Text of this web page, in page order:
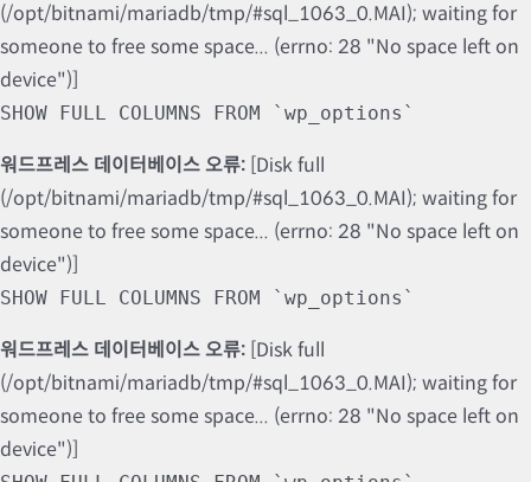
(/opt/bitnami/mariadb/tmp/#sql_1063_0.MAI); waiting for
someone to free some space... (errno: 28 "No space left on
device")]
SHOW FULL COLUMNS FROM `wp_options`
워드프레스 데이터베이스 오류: [Disk full
(/opt/bitnami/mariadb/tmp/#sql_1063_0.MAI); waiting for
someone to free some space... (errno: 28 "No space left on
device")]
SHOW FULL COLUMNS FROM `wp_options`
워드프레스 데이터베이스 오류: [Disk full
(/opt/bitnami/mariadb/tmp/#sql_1063_0.MAI); waiting for
someone to free some space... (errno: 28 "No space left on
device")]